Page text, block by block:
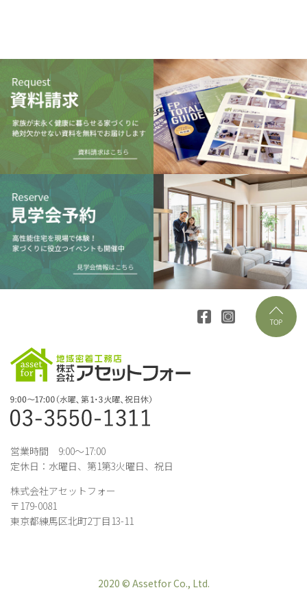
営業時間 9:00～17:00
定休日：水曜日、第1第3火曜日、祝日
株式会社アセットフォー
〒179-0081
東京都練馬区北町2丁目13-11
2020 © Assetfor Co., Ltd.